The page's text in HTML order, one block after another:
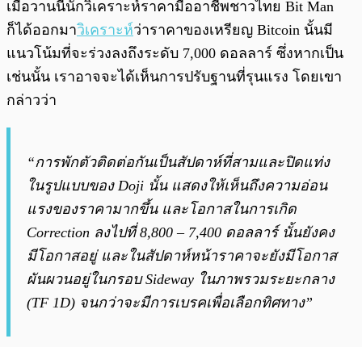
เมื่อวานนี้นักวิเคราะห์ราคามืออาชีพชาวไทย Bit Man
ก็ได้ออกมาวิเคราะห์ว่าราคาของเหรียญ Bitcoin นั้นมี
แนวโน้มที่จะร่วงลงถึงระดับ 7,000 ดอลลาร์ ซึ่งหากเป็น
เช่นนั้น เราอาจจะได้เห็นการปรับฐานที่รุนแรง โดยเขา
กล่าวว่า
“การพักตัวติดต่อกันเป็นสัปดาห์ที่สามและปิดแท่ง
ในรูปแบบของ Doji นั้น แสดงให้เห็นถึงความอ่อน
แรงของราคามากขึ้น และโอกาสในการเกิด
Correction ลงไปที่ 8,800 – 7,400 ดอลลาร์ นั้นยังคง
มีโอกาสอยู่ และในสัปดาห์หน้าราคาจะยังมีโอกาส
ผันผวนอยู่ในกรอบ Sideway ในภาพรวมระยะกลาง
(TF 1D) จนกว่าจะมีการเบรคเพื่อเลือกทิศทาง”